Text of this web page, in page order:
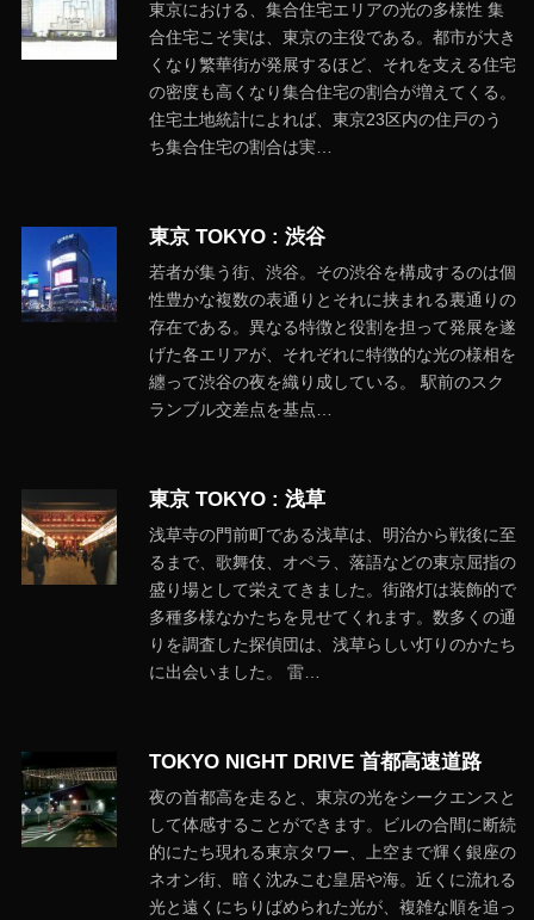
東京における、集合住宅エリアの光の多様性 集
合住宅こそ実は、東京の主役である。都市が大き
くなり繁華街が発展するほど、それを支える住宅
の密度も高くなり集合住宅の割合が増えてくる。
住宅土地統計によれば、東京23区内の住戸のう
ち集合住宅の割合は実…
東京 TOKYO : 渋谷
若者が集う街、渋谷。その渋谷を構成するのは個
性豊かな複数の表通りとそれに挟まれる裏通りの
存在である。異なる特徴と役割を担って発展を遂
げた各エリアが、それぞれに特徴的な光の様相を
纏って渋谷の夜を織り成している。 駅前のスク
ランブル交差点を基点…
東京 TOKYO : 浅草
浅草寺の門前町である浅草は、明治から戦後に至
るまで、歌舞伎、オペラ、落語などの東京屈指の
盛り場として栄えてきました。街路灯は装飾的で
多種多様なかたちを見せてくれます。数多くの通
りを調査した探偵団は、浅草らしい灯りのかたち
に出会いました。 雷…
TOKYO NIGHT DRIVE 首都高速道路
夜の首都高を走ると、東京の光をシークエンスと
して体感することができます。ビルの合間に断続
的にたち現れる東京タワー、上空まで輝く銀座の
ネオン街、暗く沈みこむ皇居や海。近くに流れる
光と遠くにちりばめられた光が、複雑な順を追っ